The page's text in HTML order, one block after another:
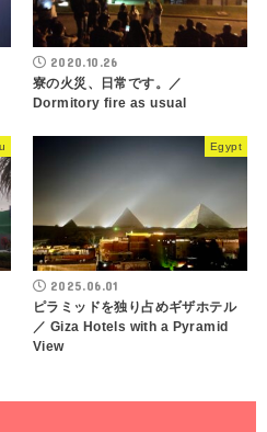
2020.10.26
寮の火災、日常です。／
Dormitory fire as usual
Egypt
2025.06.01
ピラミッドを独り占めギザホテル
／ Giza Hotels with a Pyramid
View